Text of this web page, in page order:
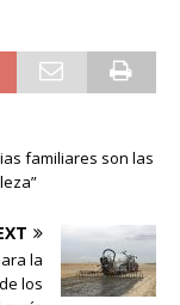
familiares son las
la
los